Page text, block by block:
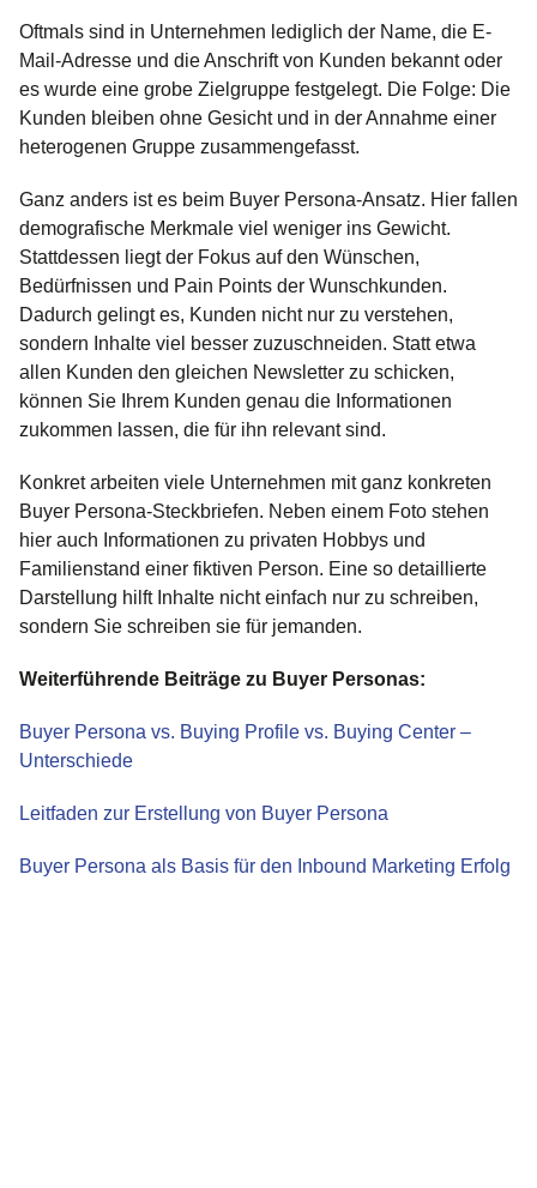
Oftmals sind in Unternehmen lediglich der Name, die E-
Mail-Adresse und die Anschrift von Kunden bekannt oder
es wurde eine grobe Zielgruppe festgelegt. Die Folge: Die
Kunden bleiben ohne Gesicht und in der Annahme einer
heterogenen Gruppe zusammengefasst.
Ganz anders ist es beim Buyer Persona-Ansatz. Hier fallen
demografische Merkmale viel weniger ins Gewicht.
Stattdessen liegt der Fokus auf den Wünschen,
Bedürfnissen und Pain Points der Wunschkunden.
Dadurch gelingt es, Kunden nicht nur zu verstehen,
sondern Inhalte viel besser zuzuschneiden. Statt etwa
allen Kunden den gleichen Newsletter zu schicken,
können Sie Ihrem Kunden genau die Informationen
zukommen lassen, die für ihn relevant sind.
Konkret arbeiten viele Unternehmen mit ganz konkreten
Buyer Persona-Steckbriefen. Neben einem Foto stehen
hier auch Informationen zu privaten Hobbys und
Familienstand einer fiktiven Person. Eine so detaillierte
Darstellung hilft Inhalte nicht einfach nur zu schreiben,
sondern Sie schreiben sie für jemanden.
Weiterführende Beiträge zu Buyer Personas:
Buyer Persona vs. Buying Profile vs. Buying Center –
Unterschiede
Leitfaden zur Erstellung von Buyer Persona
Buyer Persona als Basis für den Inbound Marketing Erfolg